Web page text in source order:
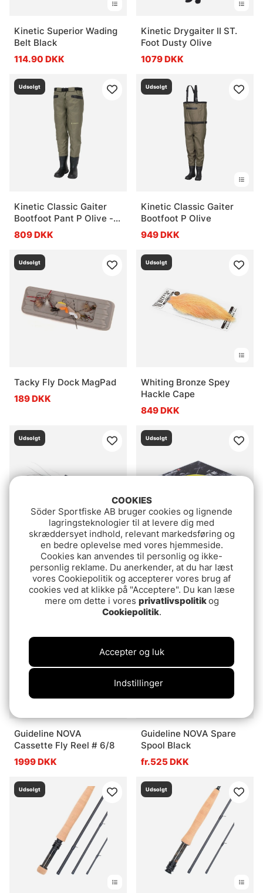
Kinetic Superior Wading
Belt Black
114.90 DKK
Kinetic Drygaiter II ST.
Foot Dusty Olive
1079 DKK
Udsolgt
Kinetic Classic Gaiter
Bootfoot Pant P Olive - L
44/45
809 DKK
Udsolgt
Kinetic Classic Gaiter
Bootfoot P Olive
949 DKK
Udsolgt
Tacky Fly Dock MagPad
189 DKK
Udsolgt
Whiting Bronze Spey
Hackle Cape
849 DKK
Udsolgt
Guideline Foam Skater
37 DKK
Udsolgt
Guideline Brook WF Fly
Line Floating
679 DKK
Guideline NOVA
Cassette Fly Reel # 6/8
1999 DKK
Udsolgt
Guideline NOVA Spare
Spool Black
fr.525 DKK
Udsolgt Udsolgt
COOKIES
Söder Sportfiske AB bruger cookies og lignende
lagringsteknologier til at levere dig med
skræddersyet indhold, relevant markedsføring og
en bedre oplevelse med vores hjemmeside.
Cookies kan anvendes til personlig og ikke-
personlig reklame. Du anerkender, at du har læst
vores Cookiepolitik og accepterer vores brug af
cookies ved at klikke på "Acceptere". Du kan læse
mere om dette i vores privatlivspolitikog
Cookiepolitik.
Indstillinger
Accepter og luk